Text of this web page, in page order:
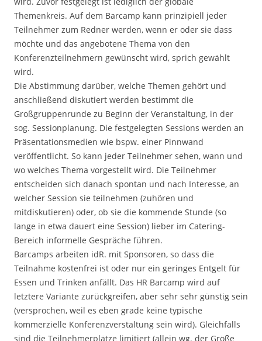
Themenkreis. Auf dem Barcamp kann prinzipiell jeder
Teilnehmer zum Redner werden, wenn er oder sie dass
möchte und das angebotene Thema von den
Konferenzteilnehmern gewünscht wird, sprich gewählt
wird.
Die Abstimmung darüber, welche Themen gehört und
anschließend diskutiert werden bestimmt die
Großgruppenrunde zu Beginn der Veranstaltung, in der
sog. Sessionplanung. Die festgelegten Sessions werden an
Präsentationsmedien wie bspw. einer Pinnwand
veröffentlicht. So kann jeder Teilnehmer sehen, wann und
wo welches Thema vorgestellt wird. Die Teilnehmer
entscheiden sich danach spontan und nach Interesse, an
welcher Session sie teilnehmen (zuhören und
mitdiskutieren) oder, ob sie die kommende Stunde (so
lange in etwa dauert eine Session) lieber im Catering-
Bereich informelle Gespräche führen.
Barcamps arbeiten idR. mit Sponsoren, so dass die
Teilnahme kostenfrei ist oder nur ein geringes Entgelt für
Essen und Trinken anfällt. Das HR Barcamp wird auf
letztere Variante zurückgreifen, aber sehr sehr günstig sein
(versprochen, weil es eben grade keine typische
kommerzielle Konferenzverstaltung sein wird). Gleichfalls
sind die Teilnehmerplätze limitiert (allein wg. der Größe